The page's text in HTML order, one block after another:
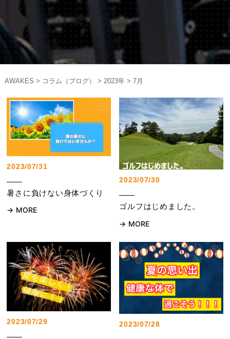
AWAKES > コラム（ブログ） > 2023年> 7月
2023/07/31
暑さに負けない身体づくり
MORE
2023/07/30
ゴルフはじめました。
MORE
2023/07/29 2023/07/28